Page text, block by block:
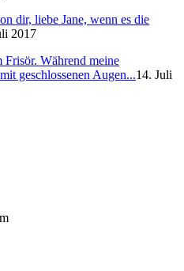
dir, liebe Jane, wenn es die
2017
Frisör. Während meine
geschlossenen Augen...14. Juli